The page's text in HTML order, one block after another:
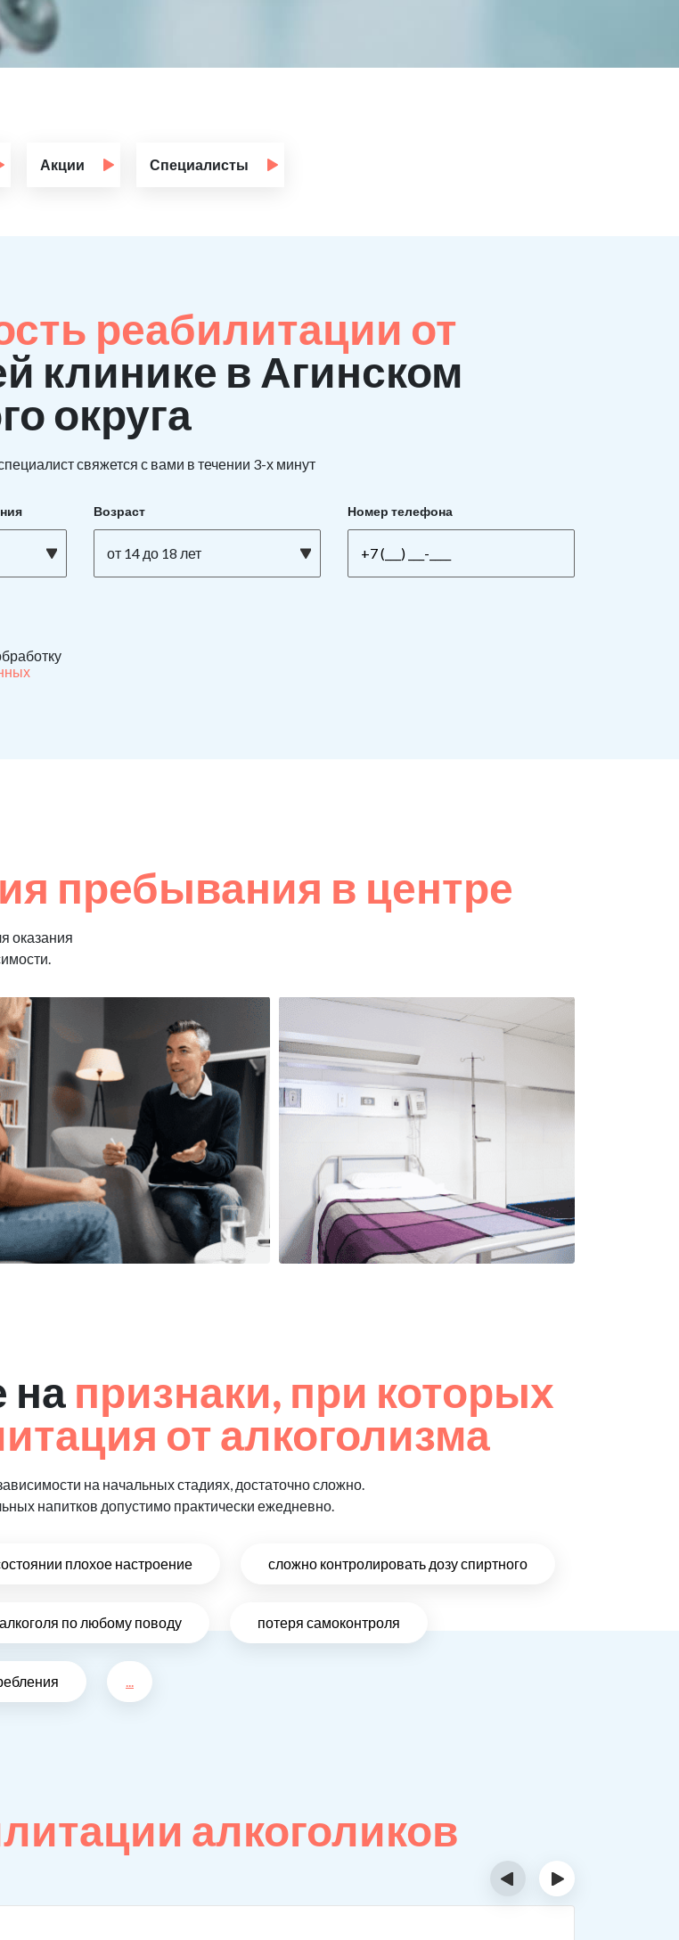
Акции Специалисты
реабилитации от
клинике в Агинском
округа
свяжется с вами в течении 3-х минут
Возраст
от 14 до 18 лет
Номер телефона
пребывания в центре
оказания
на признаки, при которых
от алкоголизма
на начальных стадиях, достаточно сложно.
напитков допустимо практически ежедневно.
плохое настроение сложно контролировать дозу спиртного
по любому поводу потеря самоконтроля
...
алкоголиков
‹ ›